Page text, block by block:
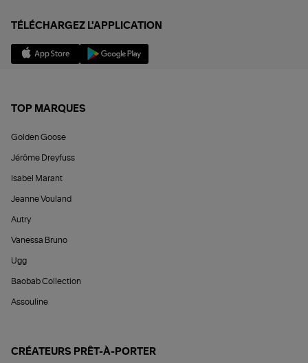
TÉLÉCHARGEZ L'APPLICATION
TOP MARQUES
Golden Goose
Jérôme Dreyfuss
Isabel Marant
Jeanne Vouland
Autry
Vanessa Bruno
Ugg
Baobab Collection
Assouline
CRÉATEURS PRÊT-À-PORTER